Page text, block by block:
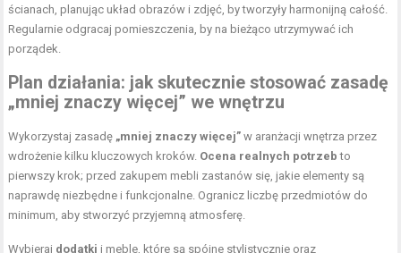
ścianach, planując układ obrazów i zdjęć, by tworzyły harmonijną całość.
Regularnie odgracaj pomieszczenia, by na bieżąco utrzymywać ich
porządek.
Plan działania: jak skutecznie stosować zasadę
„mniej znaczy więcej” we wnętrzu
Wykorzystaj zasadę „mniej znaczy więcej” w aranżacjiwnętrza przez
wdrożenie kilku kluczowych kroków. Ocena realnych potrzeb to
pierwszy krok; przed zakupem mebli zastanów się, jakie elementy są
naprawdę niezbędne i funkcjonalne. Ogranicz liczbę przedmiotów do
minimum, aby stworzyć przyjemną atmosferę.
Wybieraj dodatki i meble, które są spójne stylistycznie oraz